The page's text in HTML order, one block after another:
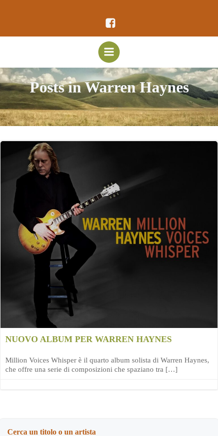
al
contenuto
Posts in Warren Haynes
NUOVO ALBUM PER WARREN HAYNES
Million Voices Whisper è il quarto album solista di Warren Haynes,
che offre una serie di composizioni che spaziano tra […]
Cerca un titolo o un artista